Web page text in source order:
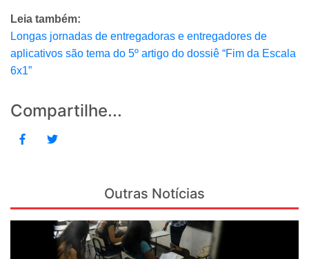
Leia também:
Longas jornadas de entregadoras e entregadores de
aplicativos são tema do 5º artigo do dossiê “Fim da Escala
6x1”
Compartilhe...
Outras Notícias